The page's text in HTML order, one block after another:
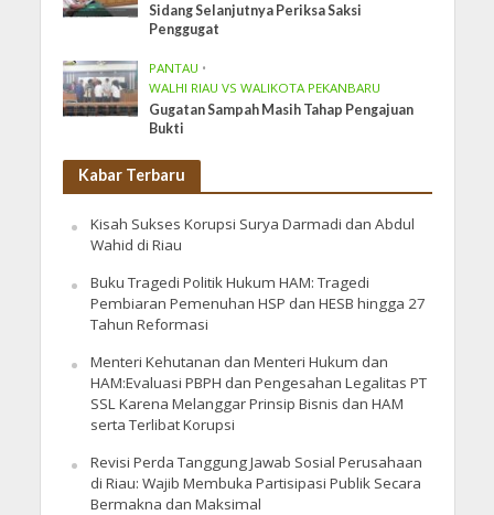
Sidang Selanjutnya Periksa Saksi
Penggugat
PANTAU •
WALHI RIAU VS WALIKOTA PEKANBARU
Gugatan Sampah Masih Tahap Pengajuan
Bukti
Kabar Terbaru
Kisah Sukses Korupsi Surya Darmadi dan Abdul
Wahid di Riau
Buku Tragedi Politik Hukum HAM: Tragedi
Pembiaran Pemenuhan HSP dan HESB hingga 27
Tahun Reformasi
Menteri Kehutanan dan Menteri Hukum dan
HAM:Evaluasi PBPH dan Pengesahan Legalitas PT
SSL Karena Melanggar Prinsip Bisnis dan HAM
serta Terlibat Korupsi
Revisi Perda Tanggung Jawab Sosial Perusahaan
di Riau: Wajib Membuka Partisipasi Publik Secara
Bermakna dan Maksimal